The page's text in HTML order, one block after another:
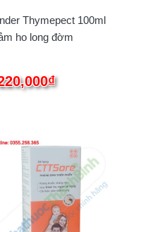
Thymepect 100ml
ho long đờm